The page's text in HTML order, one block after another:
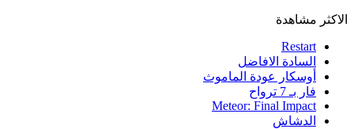
الاكثر مشاهدة
Restart
السادة الافاضل
أوسكار عودة الماموث
فار بـ 7 ترواح
Meteor: Final Impact
الدشاش